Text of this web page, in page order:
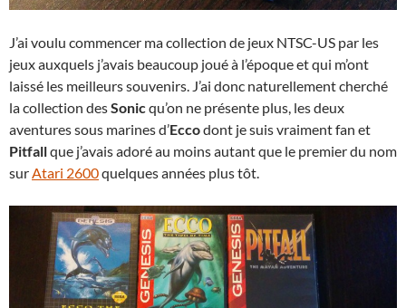
J’ai voulu commencer ma collection de jeux NTSC-US par les
jeux auxquels j’avais beaucoup joué à l’époque et qui m’ont
laissé les meilleurs souvenirs. J’ai donc naturellement cherché
la collection desSonicqu’on ne présente plus, les deux
aventures sous marines d’Eccodont je suis vraiment fan et
Pitfallque j’avais adoré au moins autant que le premier du nom
surAtari 2600quelques années plus tôt.